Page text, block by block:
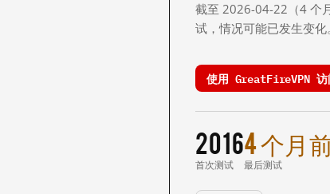
截至 2026-04-22（4 个
试，情况可能已发生变化。
使用 GreatFireVPN
2016
首次测试
4 个月
最后测试